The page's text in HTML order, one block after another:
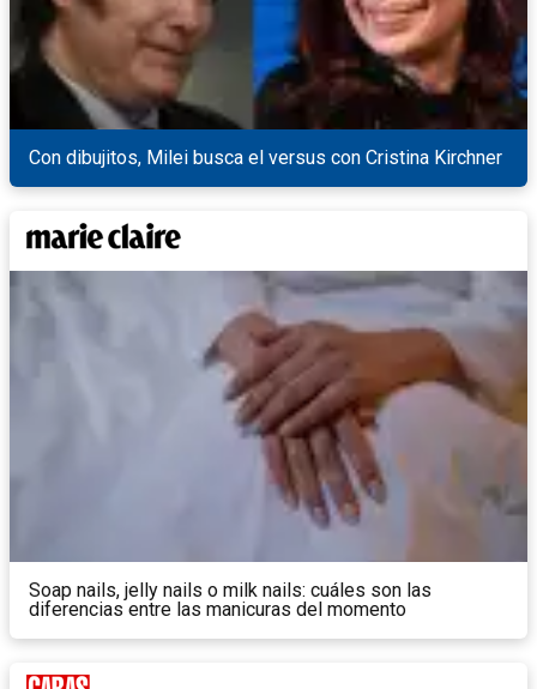
Con dibujitos, Milei busca el versus con Cristina Kirchner
Soap nails, jelly nails o milk nails: cuáles son las
diferencias entre las manicuras del momento